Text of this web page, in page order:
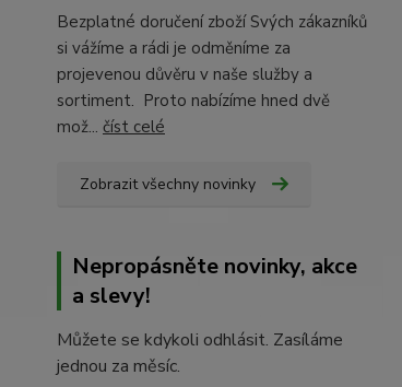
Bezplatné doručení zboží Svých zákazníků
si vážíme a rádi je odměníme za
projevenou důvěru v naše služby a
sortiment. Proto nabízíme hned dvě
mož... číst celé
Zobrazit všechny novinky
Nepropásněte novinky, akce
a slevy!
Můžete se kdykoli odhlásit. Zasíláme
jednou za měsíc.